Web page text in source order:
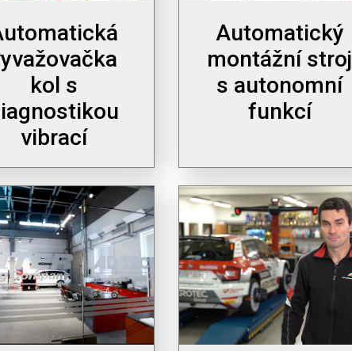
kol s
vibrací
Automatický
montážní stroj
s autonomní
funkcí